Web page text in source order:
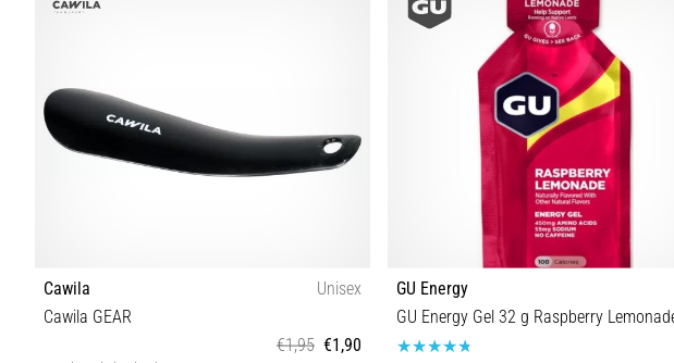
Cawila Unisex
Cawila GEAR
€1,95 €1,90
GU Energy
GU Energy Gel 32 g Raspberry